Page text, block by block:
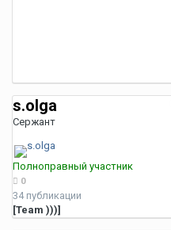
s.olga
Сержант
Полноправный участник
0
34 публикации
[Team )))]